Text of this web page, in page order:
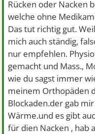
Rücken oder Nacken
welche ohne
Das tut richtig gut.
mich auch ständig,
nur empfehlen.
gemacht und Mass.,
wie du sagst immer
meinem Orthopäden
Blockaden.der gab
Wärme.und es gibt
für dien Nacken , hab